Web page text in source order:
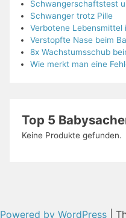
Schwangerschaftstest
Schwanger trotz Pille
Verbotene
Verstopfte Nase beim
8x Wachstumsschub
Wie merkt man eine
Top 5
Keine Produkte gefunden.
Powered by WordPress